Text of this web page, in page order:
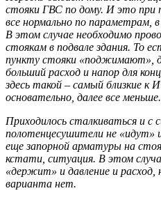
стояки ГВС по дому. И это при
все нормально по параметрам,
В этом случае необходимо
стоякам в подвале здания. То
пункту стояки «поджимают»,
больший расход и напор для
здесь такой – самый близкие
основательно, далее все меньше.
Приходилось сталкиваться и с
полотенцесушители не «идут»
еще запорной арматуры на
кстати, ситуация. В этом
«держит» и давление и расход,
варианта нет.